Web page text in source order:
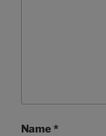
Name*